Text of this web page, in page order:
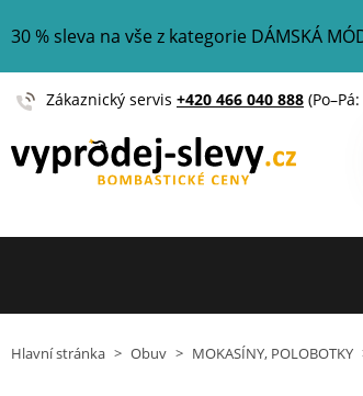
30 % sleva na vše z kategorie DÁMSKÁ
Zákaznický servis +420 466 040 888
Hlavní stránka > Obuv > MOKASÍNY, POLOBOTKY